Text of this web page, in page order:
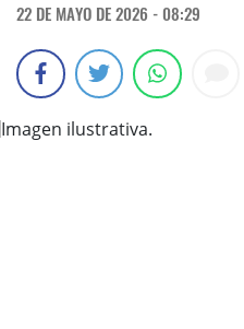
22 DE MAYO DE 2026 - 08:29